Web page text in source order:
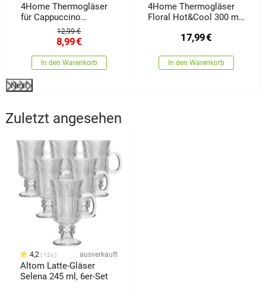
4Home Thermogläser
für Cappuccino
Hot&Cool 280 ml, 2
12,99 €
8,99€
In den Warenkorb
4Home Thermogläser
Floral Hot&Cool 300 ml,
17,99€
In den Warenkorb
Next
Zuletzt angesehen
4,2 12x ausverkauft
Altom Latte-Gläser
Selena 245 ml, 6er-Set